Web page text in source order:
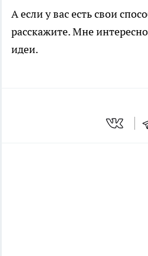
А если у вас есть свои
расскажите. Мне
идеи.